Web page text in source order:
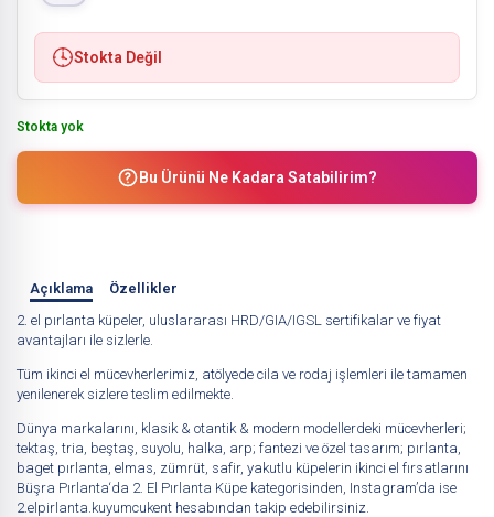
Stokta Değil
Stokta yok
Bu Ürünü Ne Kadara Satabilirim?
Açıklama
Özellikler
2. el pırlanta küpeler, uluslararası HRD/GIA/IGSL sertifikalar ve fiyat
avantajları ile sizlerle.
Tüm ikinci el mücevherlerimiz, atölyede cila ve rodaj işlemleri ile tamamen
yenilenerek sizlere teslim edilmekte.
Dünya markalarını, klasik & otantik & modern modellerdeki mücevherleri;
tektaş, tria, beştaş, suyolu, halka, arp; fantezi ve özel tasarım; pırlanta,
baget pırlanta, elmas, zümrüt, safir, yakutlu küpelerin ikinci el fırsatlarını
Büşra Pırlanta‘da 2. El Pırlanta Küpe kategorisinden, Instagram’da ise
2.elpirlanta.kuyumcukent hesabından takip edebilirsiniz.